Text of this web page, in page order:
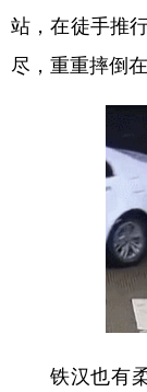
站，在徒手推
尽，重重摔倒在
铁汉也有